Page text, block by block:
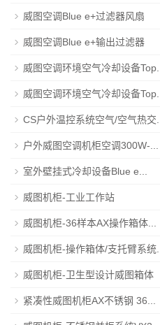
威图空调Blue e+过滤器风扇
威图空调Blue e+输出过滤器
威图空调环境空气冷却设备Top...
威图空调环境空气冷却设备Top...
CS户外温控系统空气/空气热交...
户外威图空调机柜空调300W-...
室外壁挂式冷却设备Blue e...
威图机柜-工业工作站
威图机柜-36样本AX操作箱体...
威图机柜-操作箱体/支托臂系统...
威图机柜-卫生型设计威图箱体
紧凑性威图机柜AX不锈钢 36...